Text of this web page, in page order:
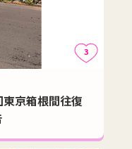
3
東京箱根間往復